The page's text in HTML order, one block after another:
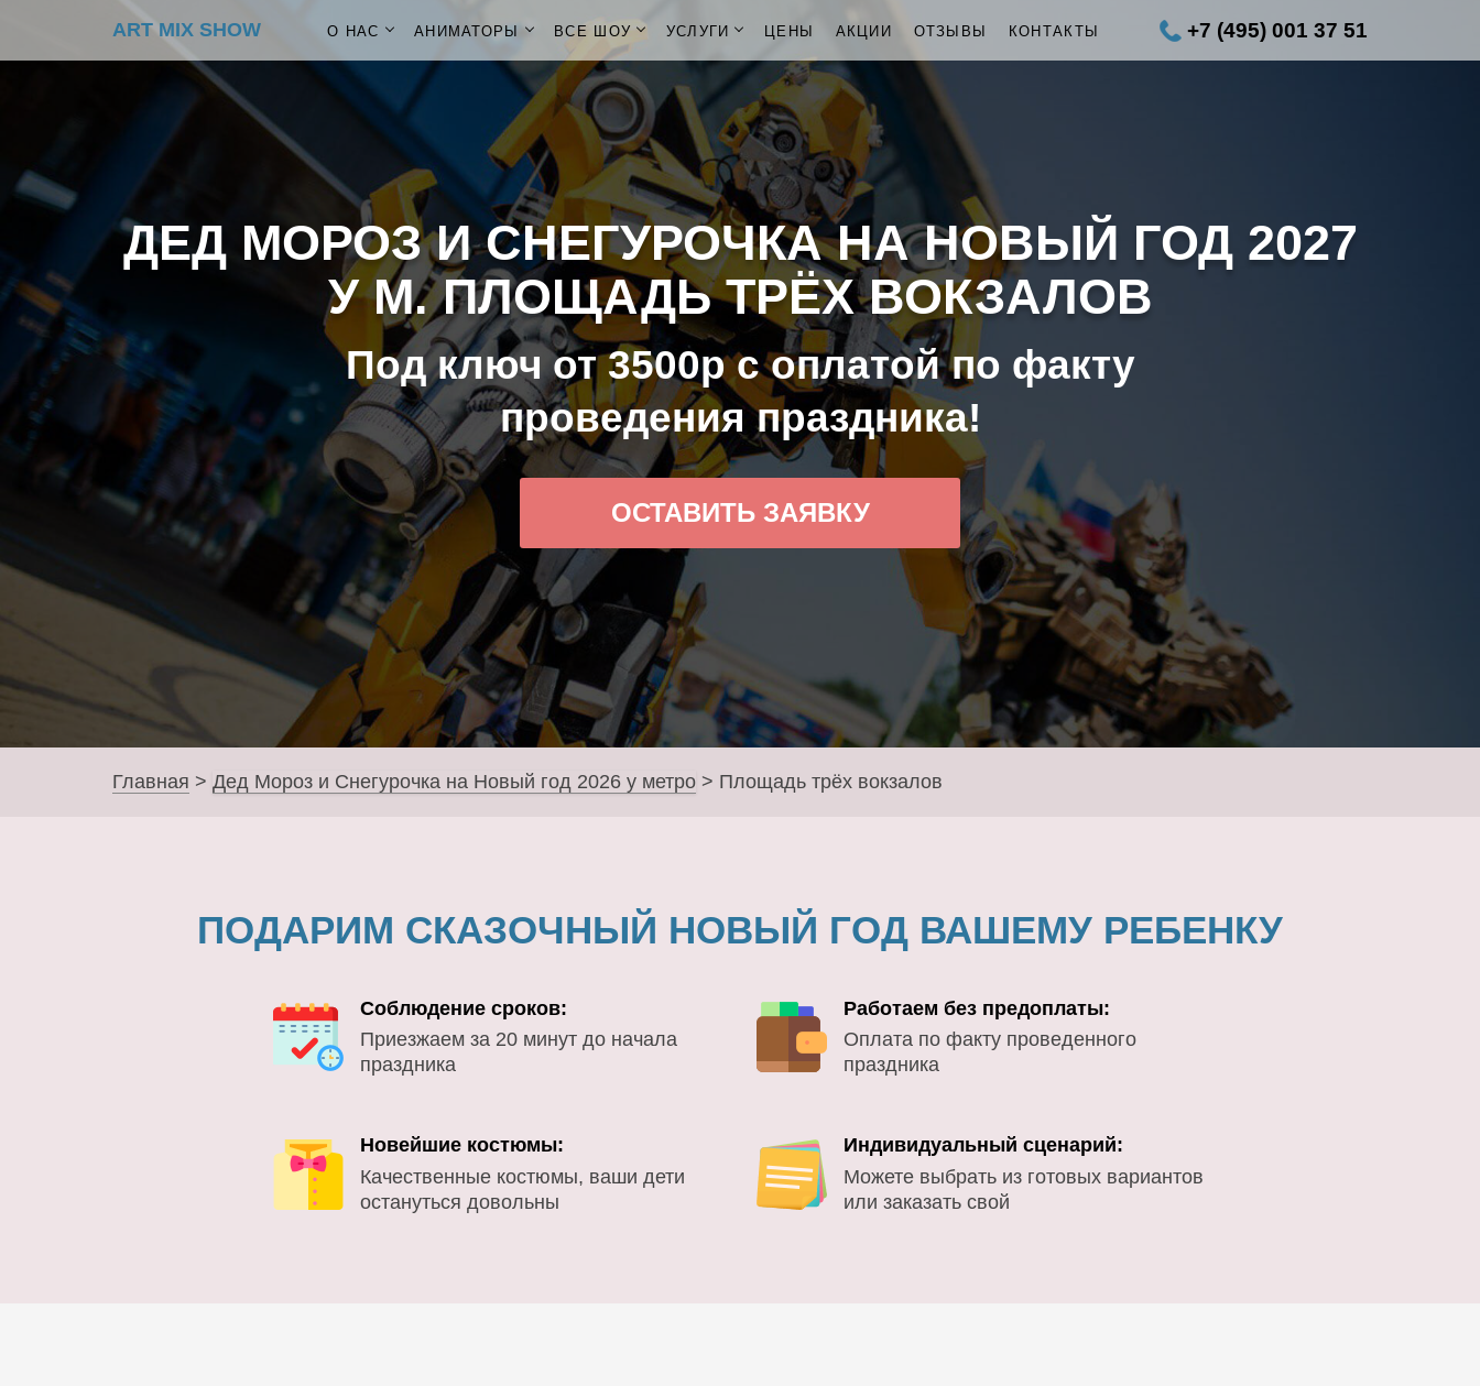
ART MIX SHOW О НАС АНИМАТОРЫ ВСЕ ШОУ УСЛУГИ ЦЕНЫ АКЦИИ ОТЗЫВЫ КОНТАКТЫ +7 (495) 001 37 51
ДЕД МОРОЗ И СНЕГУРОЧКА НА НОВЫЙ ГОД 2027
У М. ПЛОЩАДЬ ТРЁХ ВОКЗАЛОВ
Под ключ от 3500р с оплатой по факту
проведения праздника!
ОСТАВИТЬ ЗАЯВКУ
Главная > Дед Мороз и Снегурочка на Новый год 2026 у метро > Площадь трёх вокзалов
ПОДАРИМ СКАЗОЧНЫЙ НОВЫЙ ГОД ВАШЕМУ РЕБЕНКУ
Соблюдение сроков:
Приезжаем за 20 минут до начала
праздника
Работаем без предоплаты:
Оплата по факту проведенного
праздника
Новейшие костюмы:
Качественные костюмы, ваши дети
остануться довольны
Индивидуальный сценарий:
Можете выбрать из готовых вариантов
или заказать свой